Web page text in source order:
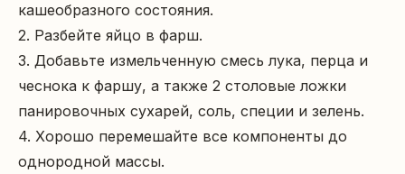
кашеобразного состояния.
2. Разбейте яйцо в фарш.
3. Добавьте измельченную смесь лука, перца и
чеснока к фаршу, а также 2 столовые ложки
панировочных сухарей, соль, специи и зелень.
4. Хорошо перемешайте все компоненты до
однородной массы.